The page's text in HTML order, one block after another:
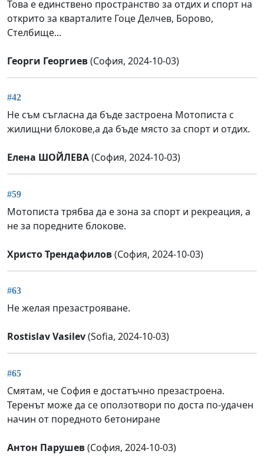
Това е единствено пространство за отдих и спорт на
открито за кварталите Гоце Делчев, Борово,
Стелбище...
Георги Георгиев(София, 2024-10-03)
#42
Не съм съгласна да бъде застроена Мотописта с
жилищни блокове,а да бъде място за спорт и отдих.
Елена ШОЙЛЕВА(София, 2024-10-03)
#59
Мотописта трябва да е зона за спорт и рекреация, а
не за поредните блокове.
Христо Трендафилов(София, 2024-10-03)
#63
Не желая презастрояване.
Rostislav Vasilev(Sofia, 2024-10-03)
#65
Смятам, че София е достатъчно презастроена.
Теренът може да се оползотвори по доста по-удачен
начин от поредното бетониране
Антон Парушев(София, 2024-10-03)